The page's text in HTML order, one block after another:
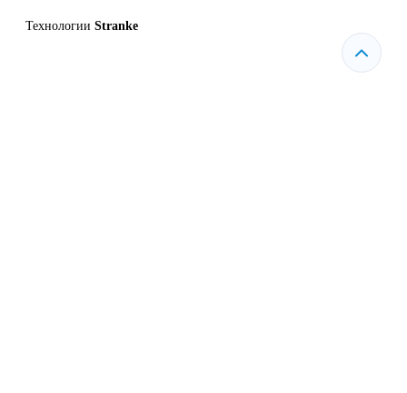
Технологии Stranke